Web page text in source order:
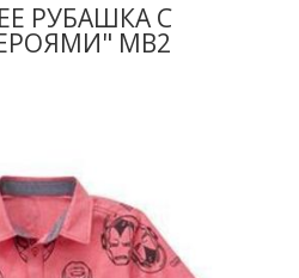
РУБАШКА С
МВ2